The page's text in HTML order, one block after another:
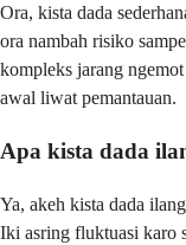
Ora, kista dada
ora nambah risiko
kompleks jarang
awal liwat pemantauan.
Apa kista dada
Ya, akeh kista dada
Iki asring fluktuasi karo